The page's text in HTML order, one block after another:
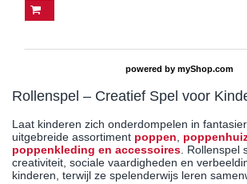
powered by myShop.com
Rollenspel – Creatief Spel voor
Laat kinderen zich onderdompelen in
uitgebreide assortiment poppen,
poppenkleding en accessoires. Rollenspel
creativiteit, sociale vaardigheden en
kinderen, terwijl ze spelenderwijs leren